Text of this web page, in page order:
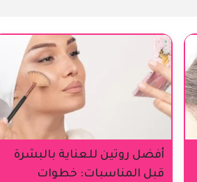
أفضل روتين للعناية بالبشرة
قبل المناسبات: خطوات